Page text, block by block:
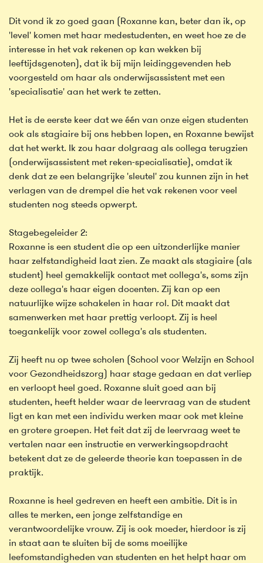
Dit vond ik zo goed gaan (Roxanne kan, beter dan ik, op
'level' komen met haar medestudenten, en weet hoe ze de
interesse in het vak rekenen op kan wekken bij
leeftijdsgenoten), dat ik bij mijn leidinggevenden heb
voorgesteld om haar als onderwijsassistent met een
'specialisatie' aan het werk te zetten.
Het is de eerste keer dat we één van onze eigen studenten
ook als stagiaire bij ons hebben lopen, en Roxanne bewijst
dat het werkt. Ik zou haar dolgraag als collega terugzien
(onderwijsassistent met reken-specialisatie), omdat ik
denk dat ze een belangrijke 'sleutel' zou kunnen zijn in het
verlagen van de drempel die het vak rekenen voor veel
studenten nog steeds opwerpt.
Stagebegeleider 2:
Roxanne is een student die op een uitzonderlijke manier
haar zelfstandigheid laat zien. Ze maakt als stagiaire (als
student) heel gemakkelijk contact met collega's, soms zijn
deze collega's haar eigen docenten. Zij kan op een
natuurlijke wijze schakelen in haar rol. Dit maakt dat
samenwerken met haar prettig verloopt. Zij is heel
toegankelijk voor zowel collega's als studenten.
Zij heeft nu op twee scholen (School voor Welzijn en School
voor Gezondheidszorg) haar stage gedaan en dat verliep
en verloopt heel goed. Roxanne sluit goed aan bij
studenten, heeft helder waar de leervraag van de student
ligt en kan met een individu werken maar ook met kleine
en grotere groepen. Het feit dat zij de leervraag weet te
vertalen naar een instructie en verwerkingsopdracht
betekent dat ze de geleerde theorie kan toepassen in de
praktijk.
Roxanne is heel gedreven en heeft een ambitie. Dit is in
alles te merken, een jonge zelfstandige en
verantwoordelijke vrouw. Zij is ook moeder, hierdoor is zij
in staat aan te sluiten bij de soms moeilijke
leefomstandigheden van studenten en het helpt haar om